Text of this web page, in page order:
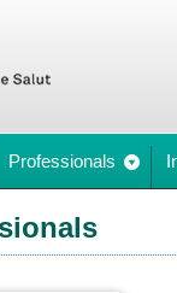
Professionals